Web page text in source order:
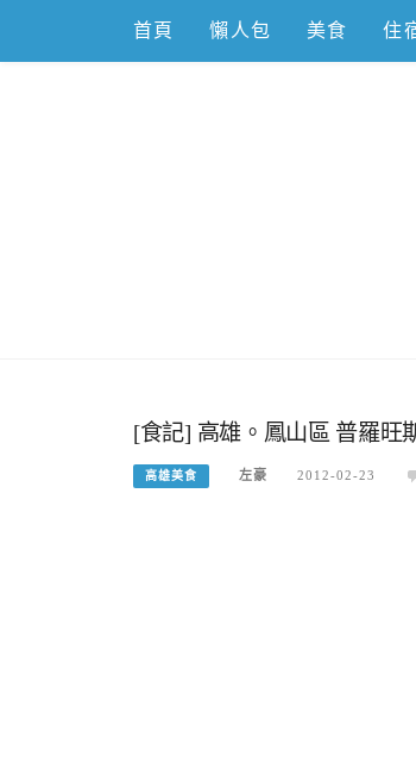
content
首頁 懶人包 美食 住
[食記] 高雄。鳳山區 普羅旺
高雄美食 左豪 2012-02-23